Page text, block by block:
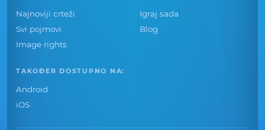
Najnoviji crteži
Svi pojmovi
Image rights
Igraj sada
Blog
TAKOĐER DOSTUPNO NA:
Android
iOS